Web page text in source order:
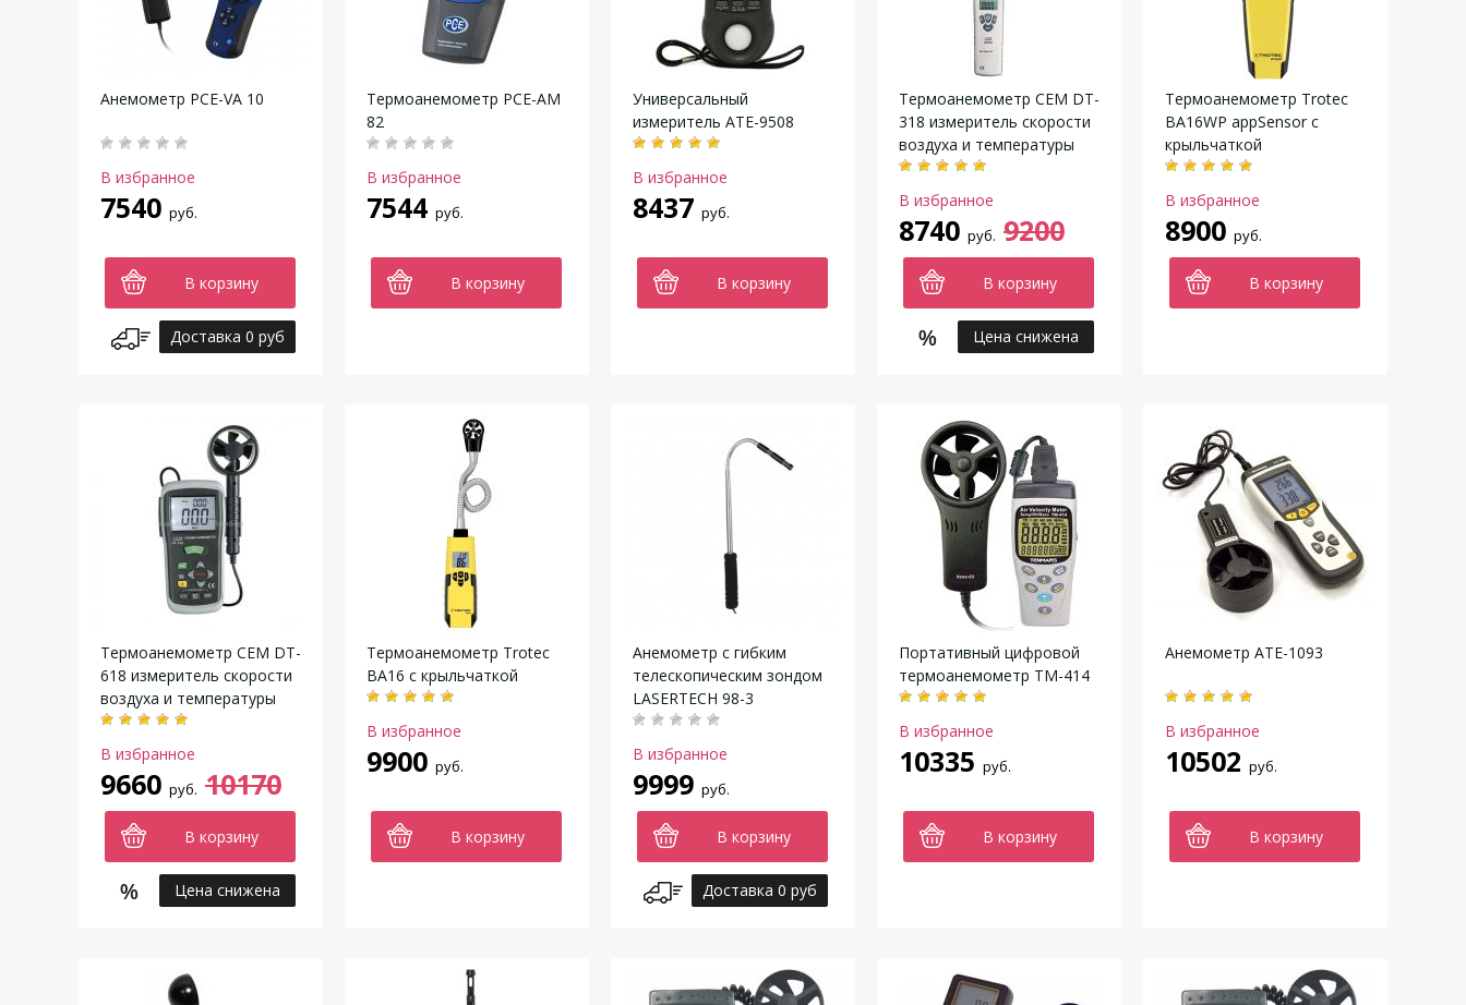
Анемометр PCE-VA 10
В избранное
7540 руб.
В корзину
Доставка 0 руб
Термоанемометр РСЕ-AM
82
В избранное
7544 руб.
В корзину
Универсальный
измеритель АТЕ-9508
В избранное
8437 руб.
В корзину
Термоанемометр CEM DT-
318 измеритель скорости
воздуха и температуры
В избранное
8740 руб. 9200
В корзину
Цена снижена
Термоанемометр Trotec
BA16WP appSensor с
крыльчаткой
В избранное
8900 руб.
В корзину
Термоанемометр CEM DT-
618 измеритель скорости
воздуха и температуры
В избранное
9660 руб. 10170
В корзину
Цена снижена
Термоанемометр Trotec
BA16 с крыльчаткой
В избранное
9900 руб.
В корзину
Анемометр с гибким
телескопическим зондом
LASERTECH 98-3
В избранное
9999 руб.
В корзину
Доставка 0 руб
Портативный цифровой
термоанемометр TM-414
В избранное
10335 руб.
В корзину
Анемометр АТЕ-1093
В избранное
10502 руб.
В корзину